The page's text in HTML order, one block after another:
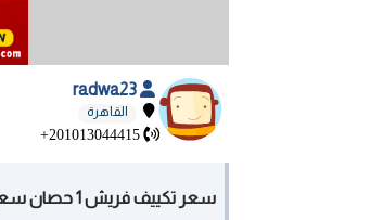
القاهرة
+201013044415
سعر تكييف فريش 1 حصان سعر تكييف فريش 3 حصان - Al Marj